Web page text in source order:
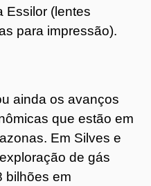
Essilor (lentes
para impressão).
ainda os avanços
que estão em
Em Silves e
de gás
bilhões em